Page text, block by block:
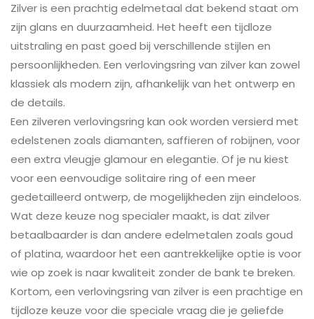
Zilver is een prachtig edelmetaal dat bekend staat om
zijn glans en duurzaamheid. Het heeft een tijdloze
uitstraling en past goed bij verschillende stijlen en
persoonlijkheden. Een verlovingsring van zilver kan zowel
klassiek als modern zijn, afhankelijk van het ontwerp en
de details.
Een zilveren verlovingsring kan ook worden versierd met
edelstenen zoals diamanten, saffieren of robijnen, voor
een extra vleugje glamour en elegantie. Of je nu kiest
voor een eenvoudige solitaire ring of een meer
gedetailleerd ontwerp, de mogelijkheden zijn eindeloos.
Wat deze keuze nog specialer maakt, is dat zilver
betaalbaarder is dan andere edelmetalen zoals goud
of platina, waardoor het een aantrekkelijke optie is voor
wie op zoek is naar kwaliteit zonder de bank te breken.
Kortom, een verlovingsring van zilver is een prachtige en
tijdloze keuze voor die speciale vraag die je geliefde